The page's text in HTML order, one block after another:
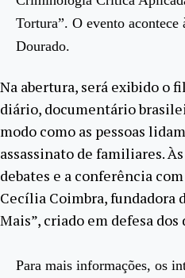
Tortura”. O evento acontece
Dourado.
Na abertura, será exibido o
diário, documentário
modo como as pessoas
assassinato de familiares.
debates e a conferência
Cecília Coimbra, fundadora
Mais”, criado em defesa
Para mais informações, os